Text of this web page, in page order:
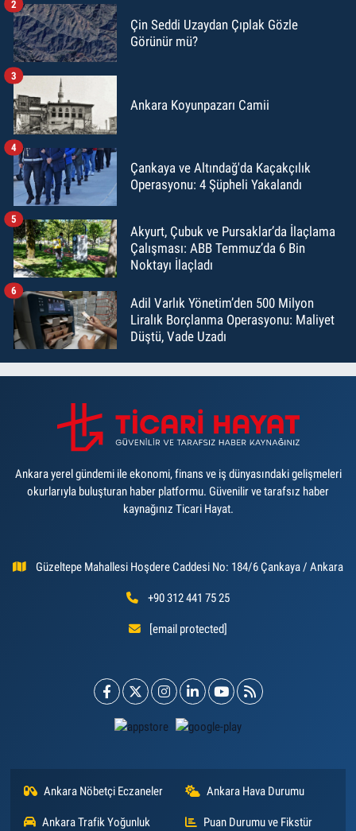
Çin Seddi Uzaydan Çıplak Gözle
Görünür mü?
2
Ankara Koyunpazarı Camii
3
Çankaya ve Altındağ'da Kaçakçılık
Operasyonu: 4 Şüpheli Yakalandı
4
Akyurt, Çubuk ve Pursaklar’da İlaçlama
Çalışması: ABB Temmuz’da 6 Bin
Noktayı İlaçladı
5
Adil Varlık Yönetim’den 500 Milyon
Liralık Borçlanma Operasyonu: Maliyet
Düştü, Vade Uzadı
6
Ankara yerel gündemi ile ekonomi, finans ve iş dünyasındaki gelişmeleri
okurlarıyla buluşturan haber platformu. Güvenilir ve tarafsız haber
kaynağınız Ticari Hayat.
Güzeltepe Mahallesi Hoşdere Caddesi No: 184/6 Çankaya / Ankara
+90 312 441 75 25
[email protected]
Ankara Nöbetçi Eczaneler Ankara Hava Durumu
Ankara Trafik Yoğunluk Puan Durumu ve Fikstür